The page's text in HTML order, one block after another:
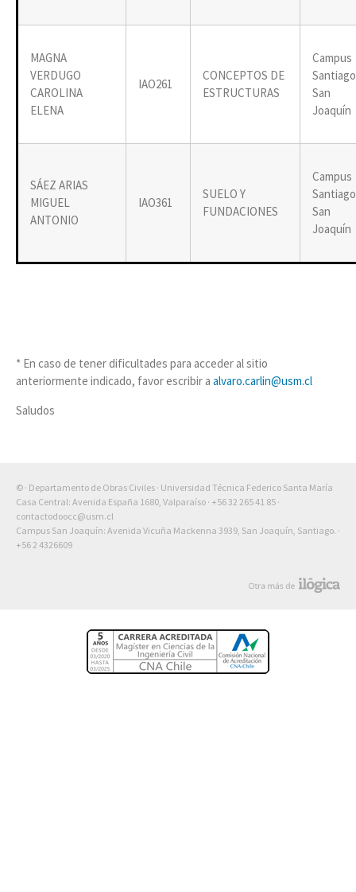
MAGNA
VERDUGO
CAROLINA
ELENA
IAO261
CONCEPTOS DE
ESTRUCTURAS
Campus
Santiago
San
Joaquín
SÁEZ ARIAS
MIGUEL
ANTONIO
IAO361
SUELO Y
FUNDACIONES
Campus
Santiago
San
Joaquín
* En caso de tener dificultades para acceder al sitio
anteriormente indicado, favor escribir a alvaro.carlin@usm.cl
Saludos
© · Departamento de Obras Civiles · Universidad Técnica Federico Santa María
Casa Central: Avenida España 1680, Valparaíso · +56 32 265 41 85 ·
contactodoocc@usm.cl
Campus San Joaquín: Avenida Vicuña Mackenna 3939, San Joaquín, Santiago. ·
+56 2 4326609